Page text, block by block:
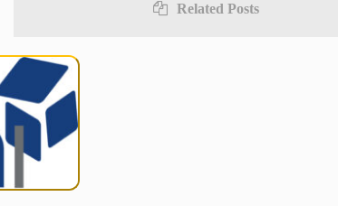
Related Posts